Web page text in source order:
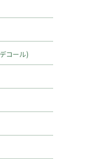
コール)